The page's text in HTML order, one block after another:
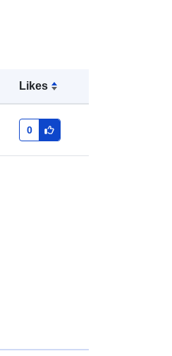
Likes
0